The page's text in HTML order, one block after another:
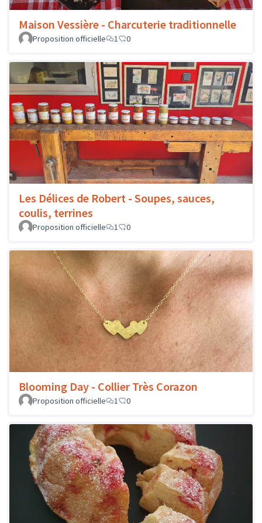
Maison Vessière - Charcuterie traditionnelle
Proposition officielle 1 0
Les Délices de Robert - Soupes, sauces,
coulis, terrines
Proposition officielle 1 0
Blooming Day - Collier Très Corazon
Proposition officielle 1 0